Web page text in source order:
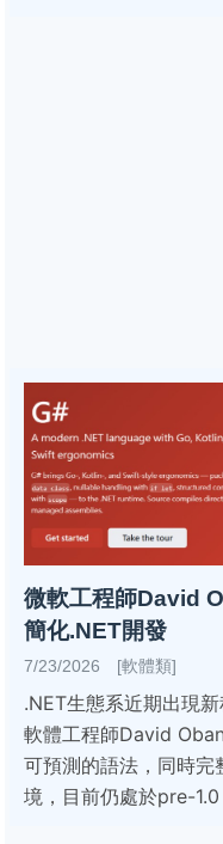
微軟工程師David
簡化.NET開發
7/23/2026 [軟體類]
.NET生態系近期出現
軟體工程師David
可預測的語法，同時完
境，目前仍處於pre-1.0